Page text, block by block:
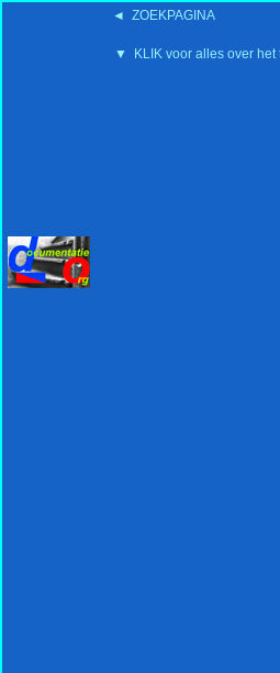
◄ ZOEKPAGINA
▼ KLIK voor alles over
'15:19 19-2-2008